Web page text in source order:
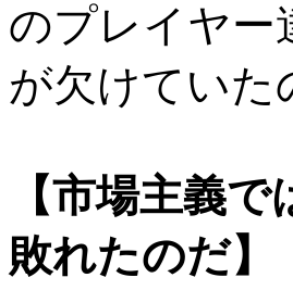
のプレイヤー
が欠けていた
【市場主義
敗れたのだ】